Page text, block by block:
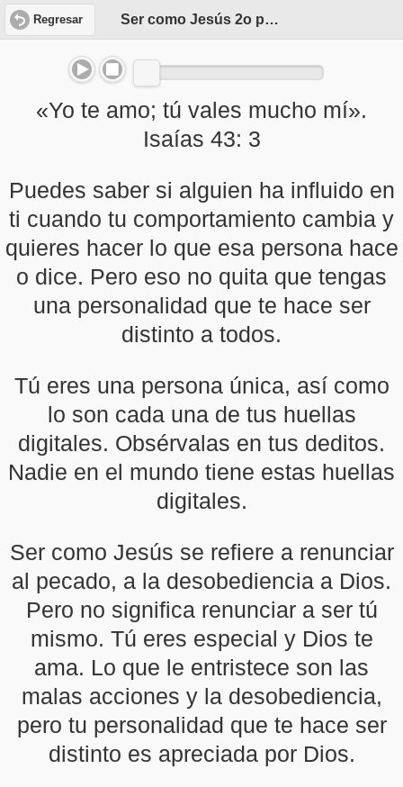
Regresar Ser como Jesús 2o parte
«Yo te amo; tú vales mucho mí».
Isaías 43: 3
Puedes saber si alguien ha influido en
ti cuando tu comportamiento cambia y
quieres hacer lo que esa persona hace
o dice. Pero eso no quita que tengas
una personalidad que te hace ser
distinto a todos.
Tú eres una persona única, así como
lo son cada una de tus huellas
digitales. Obsérvalas en tus deditos.
Nadie en el mundo tiene estas huellas
digitales.
Ser como Jesús se refiere a renunciar
al pecado, a la desobediencia a Dios.
Pero no significa renunciar a ser tú
mismo. Tú eres especial y Dios te
ama. Lo que le entristece son las
malas acciones y la desobediencia,
pero tu personalidad que te hace ser
distinto es apreciada por Dios.